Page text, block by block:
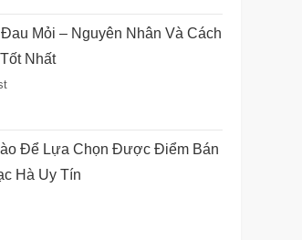
Mỏi – Nguyên Nhân Và Cách
Nhất
Để Lựa Chọn Được Điểm Bán
Hà Uy Tín